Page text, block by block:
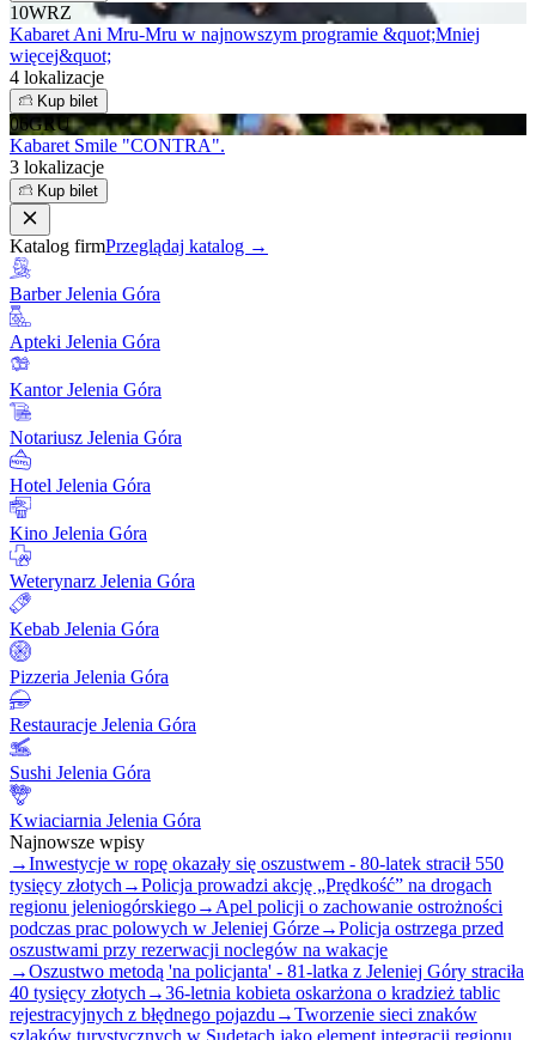
10WRZ
Kabaret Ani Mru-Mru w najnowszym programie &quot;Mniej
więcej&quot;
4 lokalizacje
Kup bilet
06GRU
Kabaret Smile "CONTRA".
3 lokalizacje
Kup bilet
Katalog firmPrzeglądaj katalog →
Barber Jelenia Góra
Apteki Jelenia Góra
Kantor Jelenia Góra
Notariusz Jelenia Góra
Hotel Jelenia Góra
Kino Jelenia Góra
Weterynarz Jelenia Góra
Kebab Jelenia Góra
Pizzeria Jelenia Góra
Restauracje Jelenia Góra
Sushi Jelenia Góra
Kwiaciarnia Jelenia Góra
Najnowsze wpisy
→Inwestycje w ropę okazały się oszustwem - 80-latek stracił 550
tysięcy złotych →Policja prowadzi akcję „Prędkość” na drogach
regionu jeleniogórskiego→ Apel policji o zachowanie ostrożności
podczas prac polowych w Jeleniej Górze→Policja ostrzega przed
oszustwami przy rezerwacji noclegów na wakacje
→Oszustwo metodą 'na policjanta' - 81-latka z Jeleniej Góry straciła
40 tysięcy złotych →36-letnia kobieta oskarżona o kradzież tablic
rejestracyjnych z błędnego pojazdu →Tworzenie sieci znaków
szlaków turystycznych w Sudetach jako element integracji regionu